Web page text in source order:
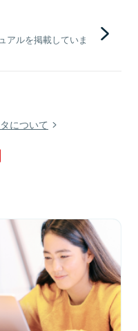
アルを掲載していま
について